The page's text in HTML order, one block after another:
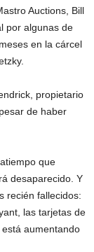
Auctions, Bill
por algunas de
en la cárcel
propietario
de haber
que
desaparecido. Y
recién fallecidos:
las tarjetas de
aumentando